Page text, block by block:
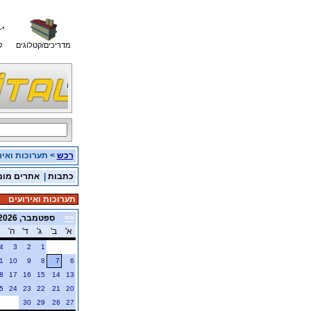
מדריכים/קטלוגים
רכש > תערוכות
כתבות |אתרים
תערוכות ואירועים
<<
ספטמבר, 2026
א'
ב' ג' ד' ה'
1
2
3
4
6
7
8
9
10
13
14
15
16
17
20
21
22
23
24
27
28
29
30